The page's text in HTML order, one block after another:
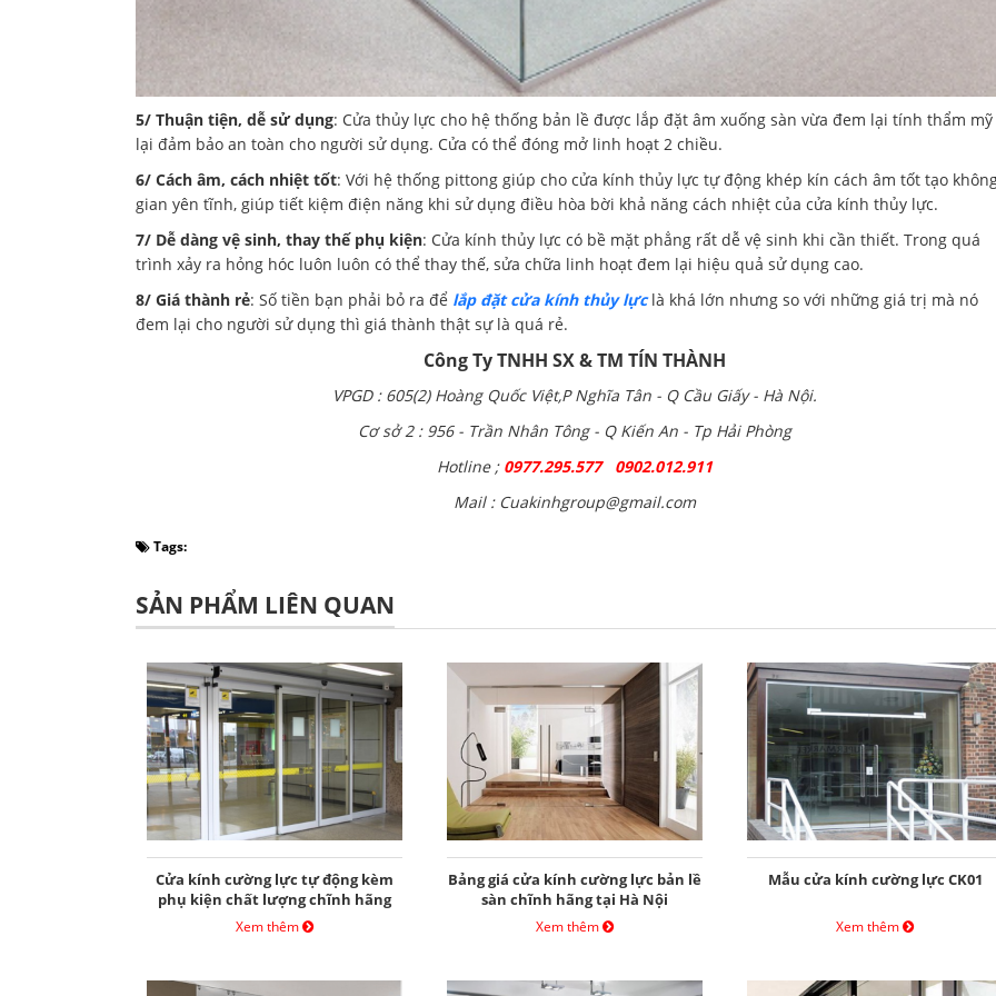
5/ Thuận tiện, dễ sử dụng: Cửa thủy lực cho hệ thống bản lề được lắp đặt âm xuống sàn vừa đem lại tính thẩm mỹ
lại đảm bảo an toàn cho người sử dụng. Cửa có thể đóng mở linh hoạt 2 chiều.
6/ Cách âm, cách nhiệt tốt: Với hệ thống pittong giúp cho cửa kính thủy lực tự động khép kín cách âm tốt tạo
gian yên tĩnh, giúp tiết kiệm điện năng khi sử dụng điều hòa bời khả năng cách nhiệt của cửa kính thủy lực.
7/ Dễ dàng vệ sinh, thay thế phụ kiện: Cửa kính thủy lực có bề mặt phẳng rất dễ vệ sinh khi cần thiết. Trong quá
trình xảy ra hỏng hóc luôn luôn có thể thay thế, sửa chữa linh hoạt đem lại hiệu quả sử dụng cao.
8/ Giá thành rẻ: Số tiền bạn phải bỏ ra để lắp đặt cửa kính thủy lựclà khá lớn nhưng so với những giá trị mà nó
đem lại cho người sử dụng thì giá thành thật sự là quá rẻ.
Công Ty TNHH SX & TM TÍN THÀNH
VPGD : 605(2) Hoàng Quốc Việt,P Nghĩa Tân - Q Cầu Giấy - Hà Nội.
Cơ sở 2 : 956 - Trần Nhân Tông - Q Kiến An - Tp Hải Phòng
Hotline ; 0977.295.577 0902.012.911
Mail : Cuakinhgroup@gmail.com
Tags:
SẢN PHẨM LIÊN QUAN
Cửa kính cường lực tự động kèm
phụ kiện chất lượng chĩnh hãng
Xem thêm
Bảng giá cửa kính cường lực bản lề
sàn chĩnh hãng tại Hà Nội
Xem thêm
Mẫu cửa kính cường lực CK01
Xem thêm